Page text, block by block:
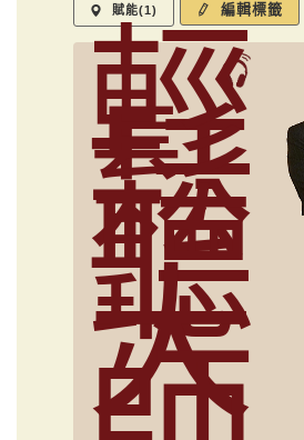
賦能(1) 編輯標籤
輕
鬆
聽
大